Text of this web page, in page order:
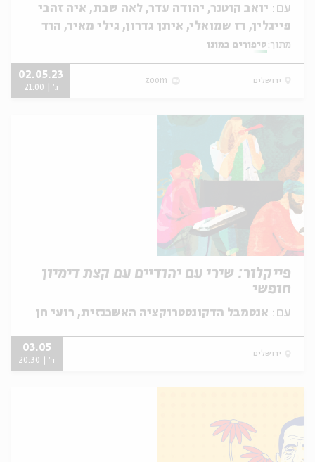
עם: יואב קוטנר, יהודה עדר, לאה שבת, איה זהבי
פייגלין, רז שמואלי, איתן גדרון, גילי מאיר, הוד
שריד
מתוך: סיפורים במונו
ירושלים zoom
02.05.23
ג' | 21:00
פייקלור: שירי עם יהודיים עם קצת דימיון
חופשי
עם: אנסמבל הדקונסטרוקציה האשכנזית, רועי חן
ירושלים
03.05
ד' | 20:30